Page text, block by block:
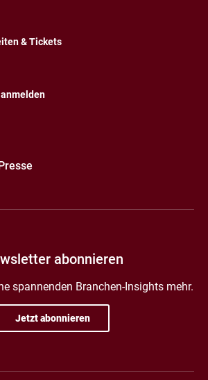
& Tickets
abonnieren
spannenden Branchen-Insights mehr.
Jetzt abonnieren